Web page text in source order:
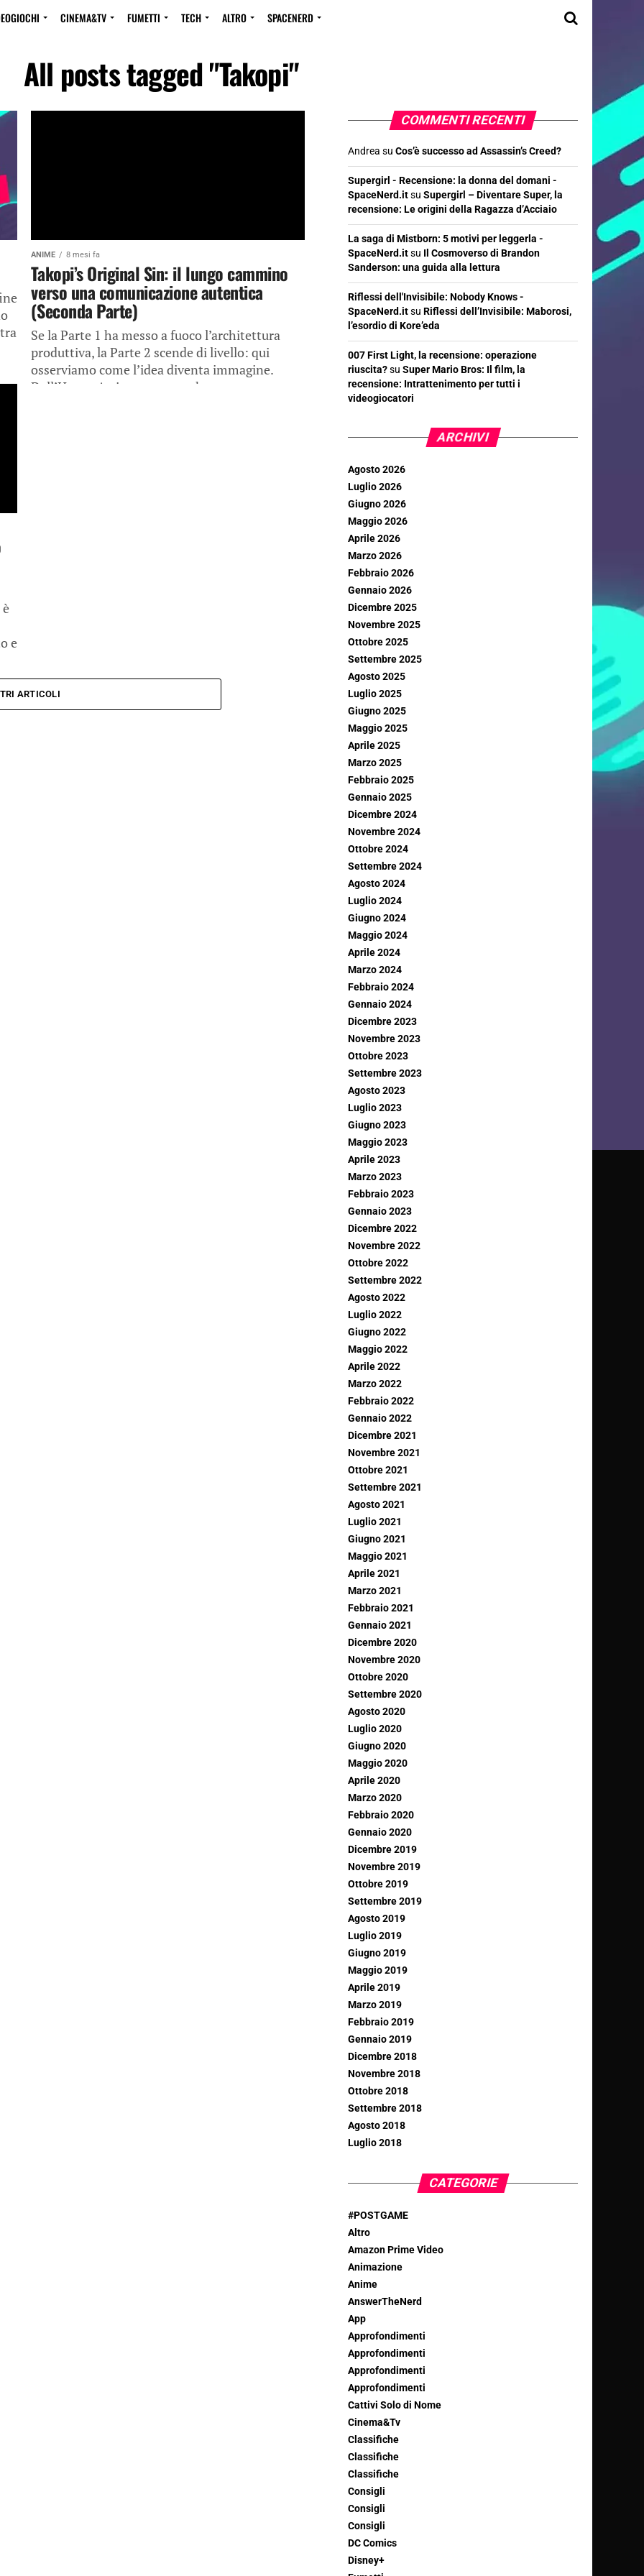
CINEMA&TV FUMETTI TECH ALTRO SPACENERD
All posts tagged "Takopi"
ANIME 8 mesi fa
Takopi’s Original Sin: il lungo cammino
verso una comunicazione autentica
(Seconda Parte)
Se la Parte 1 ha messo a fuoco l’architettura
produttiva, la Parte 2 scende di livello: qui
osserviamo come l’idea diventa immagine.
Dall’Happy Artist tentoten, che...
e
ARTICOLI
COMMENTI RECENTI
Andrea su Cos’è successo ad Assassin’s Creed?
Supergirl - Recensione: la donna del domani -
SpaceNerd.itsu Supergirl – Diventare Super, la
recensione: Le origini della Ragazza d’Acciaio
La saga di Mistborn: 5 motivi per leggerla -
SpaceNerd.itsu Il Cosmoverso di Brandon
Sanderson: una guida alla lettura
Riflessi dell'Invisibile: Nobody Knows -
SpaceNerd.itsu Riflessi dell’Invisibile: Maborosi,
l’esordio di Kore’eda
007 First Light, la recensione: operazione
riuscita?su Super Mario Bros: Il film, la
recensione: Intrattenimento per tutti i
videogiocatori
ARCHIVI
Agosto 2026
Luglio 2026
Giugno 2026
Maggio 2026
Aprile 2026
Marzo 2026
Febbraio 2026
Gennaio 2026
Dicembre 2025
Novembre 2025
Ottobre 2025
Settembre 2025
Agosto 2025
Luglio 2025
Giugno 2025
Maggio 2025
Aprile 2025
Marzo 2025
Febbraio 2025
Gennaio 2025
Dicembre 2024
Novembre 2024
Ottobre 2024
Settembre 2024
Agosto 2024
Luglio 2024
Giugno 2024
Maggio 2024
Aprile 2024
Marzo 2024
Febbraio 2024
Gennaio 2024
Dicembre 2023
Novembre 2023
Ottobre 2023
Settembre 2023
Agosto 2023
Luglio 2023
Giugno 2023
Maggio 2023
Aprile 2023
Marzo 2023
Febbraio 2023
Gennaio 2023
Dicembre 2022
Novembre 2022
Ottobre 2022
Settembre 2022
Agosto 2022
Luglio 2022
Giugno 2022
Maggio 2022
Aprile 2022
Marzo 2022
Febbraio 2022
Gennaio 2022
Dicembre 2021
Novembre 2021
Ottobre 2021
Settembre 2021
Agosto 2021
Luglio 2021
Giugno 2021
Maggio 2021
Aprile 2021
Marzo 2021
Febbraio 2021
Gennaio 2021
Dicembre 2020
Novembre 2020
Ottobre 2020
Settembre 2020
Agosto 2020
Luglio 2020
Giugno 2020
Maggio 2020
Aprile 2020
Marzo 2020
Febbraio 2020
Gennaio 2020
Dicembre 2019
Novembre 2019
Ottobre 2019
Settembre 2019
Agosto 2019
Luglio 2019
Giugno 2019
Maggio 2019
Aprile 2019
Marzo 2019
Febbraio 2019
Gennaio 2019
Dicembre 2018
Novembre 2018
Ottobre 2018
Settembre 2018
Agosto 2018
Luglio 2018
CATEGORIE
#POSTGAME
Altro
Amazon Prime Video
Animazione
Anime
AnswerTheNerd
App
Approfondimenti
Approfondimenti
Approfondimenti
Approfondimenti
Cattivi Solo di Nome
Cinema&Tv
Classifiche
Classifiche
Classifiche
Consigli
Consigli
Consigli
DC Comics
Disney+